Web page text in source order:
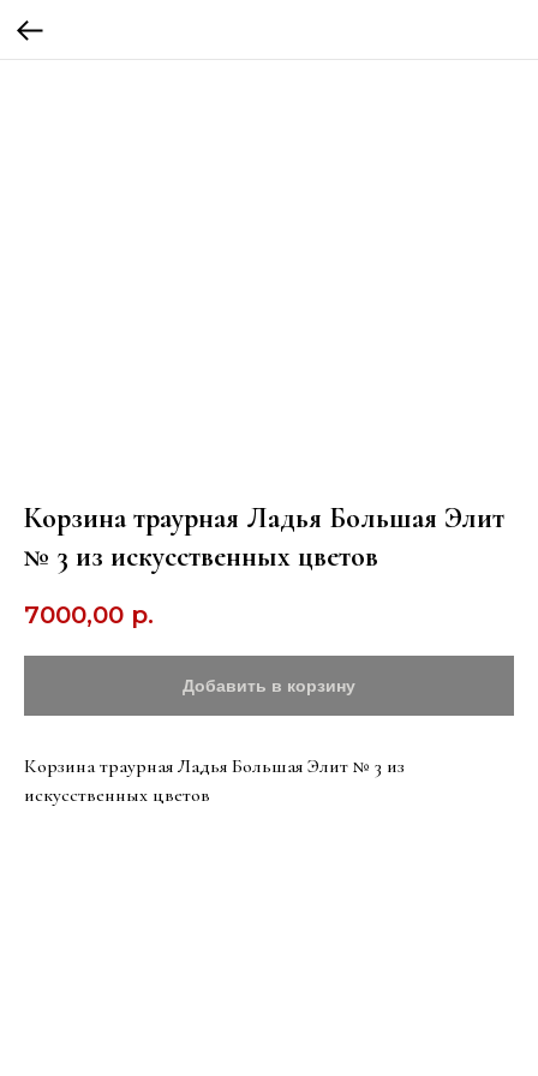
Корзина траурная Ладья Большая Элит
№ 3 из искусственных цветов
7000,00 р.
Добавить в корзину
Корзина траурная Ладья Большая Элит № 3 из
искусственных цветов